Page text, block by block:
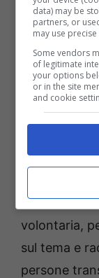
Campagna
Per questo
gruppo
deciso di
Unito
con 50
volontaria,
sul tema e
persone
data) may be
partners, or
may use
Some vendors
of legitimate
your options
or in the site
and cookie